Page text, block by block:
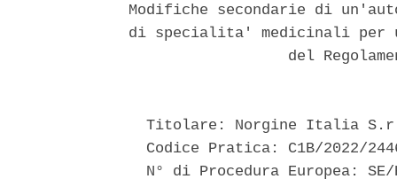
Modifiche secondarie di
di specialita' medicinali per
del
Titolare: Norgine Italia
Codice Pratica: C1B/2022/
N° di Procedura Europea: